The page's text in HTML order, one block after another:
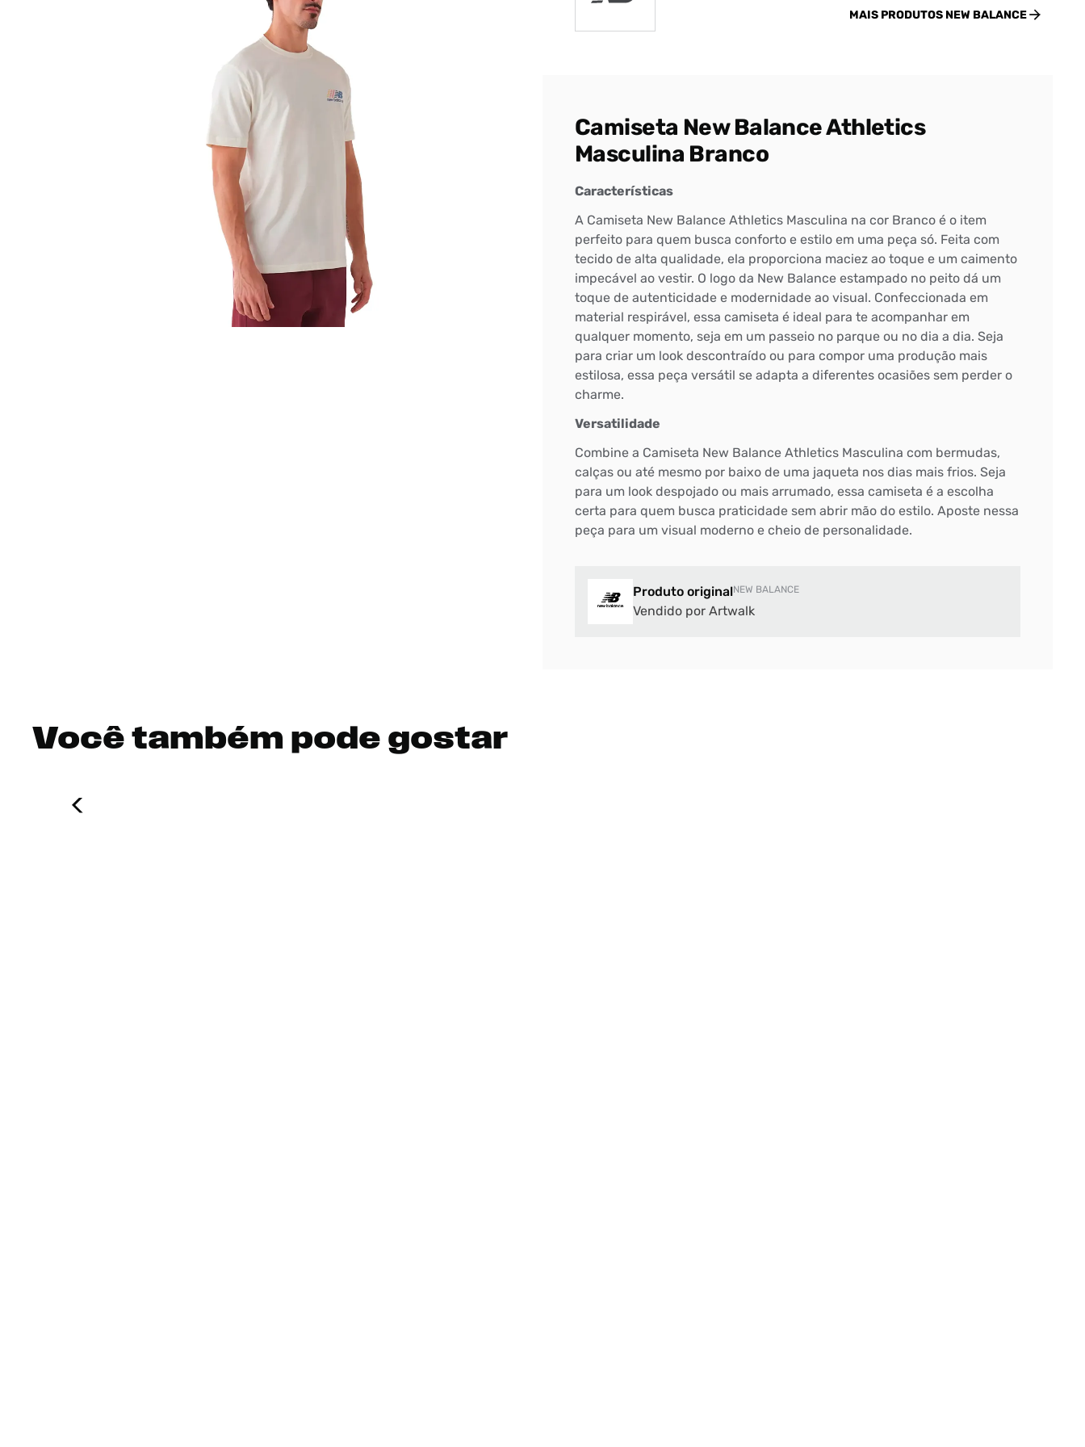
Bem-Vindo à artwalk
Para ter uma melhor experiência de compra, insira seu CEP
e veja a seleção de produtos disponíveis para sua região
BUSCAR
MAIS PRODUTOS NEW BALANCE
Camiseta New Balance Athletics
Masculina Branco
Características
A Camiseta New Balance Athletics Masculina na cor Branco é o item
perfeito para quem busca conforto e estilo em uma peça só. Feita com
tecido de alta qualidade, ela proporciona maciez ao toque e um caimento
impecável ao vestir. O logo da New Balance estampado no peito dá um
toque de autenticidade e modernidade ao visual. Confeccionada em
material respirável, essa camiseta é ideal para te acompanhar em
qualquer momento, seja em um passeio no parque ou no dia a dia. Seja
para criar um look descontraído ou para compor uma produção mais
estilosa, essa peça versátil se adapta a diferentes ocasiões sem perder o
charme.
Versatilidade
Combine a Camiseta New Balance Athletics Masculina com bermudas,
calças ou até mesmo por baixo de uma jaqueta nos dias mais frios. Seja
para um look despojado ou mais arrumado, essa camiseta é a escolha
certa para quem busca praticidade sem abrir mão do estilo. Aposte nessa
peça para um visual moderno e cheio de personalidade.
Produto originalNEW BALANCE
Vendido por Artwalk
Você também pode gostar